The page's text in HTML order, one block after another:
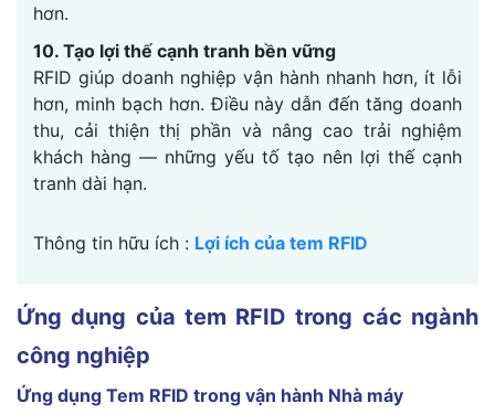
hơn.
10. Tạo lợi thế cạnh tranh bền vững
RFID giúp doanh nghiệp vận hành nhanh hơn, ít lỗi
hơn, minh bạch hơn. Điều này dẫn đến tăng doanh
thu, cải thiện thị phần và nâng cao trải nghiệm
khách hàng — những yếu tố tạo nên lợi thế cạnh
tranh dài hạn.
Thông tin hữu ích : Lợi ích của tem RFID
Ứng dụng của tem RFID trong các ngành
công nghiệp
Ứng dụng Tem RFID trong vận hành Nhà máy